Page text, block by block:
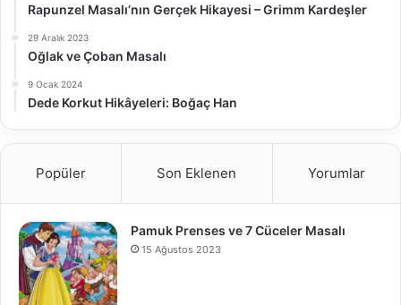
Rapunzel Masalı’nın Gerçek Hikayesi – Grimm Kardeşler
29 Aralık 2023
Oğlak ve Çoban Masalı
9 Ocak 2024
Dede Korkut Hikâyeleri: Boğaç Han
Popüler Son Eklenen Yorumlar
Pamuk Prenses ve 7 Cüceler Masalı
15 Ağustos 2023